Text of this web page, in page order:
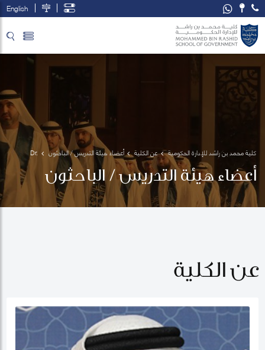
English
كلية محمد بن راشد للإدارة الحكومية عن الكلية أعضاء هيئة التدريس / الباحثون
Dr.
Alawadhi
أعضاء هيئة التدريس / الباحثون
عن الكلية